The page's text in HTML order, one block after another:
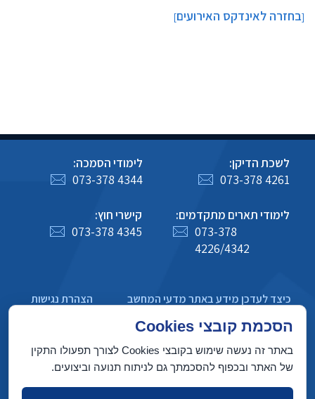
[בחזרה לאינדקס האירועים]
לשכת הדיקן:
073-378 4261
לימודי הסמכה:
073-378 4344
לימודי תארים מתקדמים:
073-378
4226/4342
קישרי חוץ:
073-378 4345
כיצד לעדכן מידע באתר מדעי המחשב
הצהרת נגישות
מדיניות פרטיות הסכמת קובצי Cookies
באתר זה נעשה שימוש בקובצי Cookies לצורך תפעולו התקין
של האתר ובכפוף להסכמתך גם לניתוח תנועה וביצועים.